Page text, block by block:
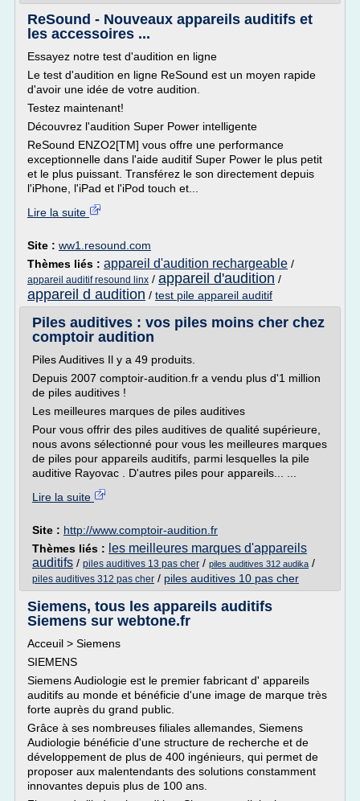
ReSound - Nouveaux appareils auditifs et
les accessoires ...
Essayez notre test d'audition en ligne
Le test d'audition en ligne ReSound est un moyen rapide
d'avoir une idée de votre audition.
Testez maintenant!
Découvrez l'audition Super Power intelligente
ReSound ENZO2[TM] vous offre une performance
exceptionnelle dans l'aide auditif Super Power le plus petit
et le plus puissant. Transférez le son directement depuis
l'iPhone, l'iPad et l'iPod touch et...
Lire la suite
Site : ww1.resound.com
Thèmes liés : appareil d'audition rechargeable /
appareil auditif resound linx / appareil d'audition /
appareil d audition / test pile appareil auditif
Piles auditives : vos piles moins cher chez
comptoir audition
Piles Auditives Il y a 49 produits.
Depuis 2007 comptoir-audition.fr a vendu plus d'1 million
de piles auditives !
Les meilleures marques de piles auditives
Pour vous offrir des piles auditives de qualité supérieure,
nous avons sélectionné pour vous les meilleures marques
de piles pour appareils auditifs, parmi lesquelles la pile
auditive Rayovac . D'autres piles pour appareils... ...
Lire la suite
Site : http://www.comptoir-audition.fr
Thèmes liés : les meilleures marques d'appareils
auditifs / piles auditives 13 pas cher / piles auditives 312 audika /
piles auditives 312 pas cher / piles auditives 10 pas cher
Siemens, tous les appareils auditifs
Siemens sur webtone.fr
Acceuil > Siemens
SIEMENS
Siemens Audiologie est le premier fabricant d' appareils
auditifs au monde et bénéficie d'une image de marque très
forte auprès du grand public.
Grâce à ses nombreuses filiales allemandes, Siemens
Audiologie bénéficie d'une structure de recherche et de
développement de plus de 400 ingénieurs, qui permet de
proposer aux malentendants des solutions constamment
innovantes depuis plus de 100 ans.